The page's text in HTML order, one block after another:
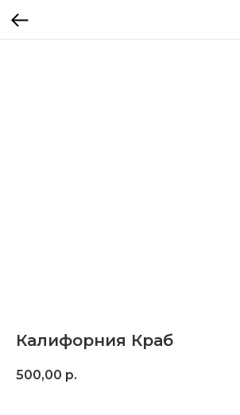
Калифорния Краб
500,00 р.